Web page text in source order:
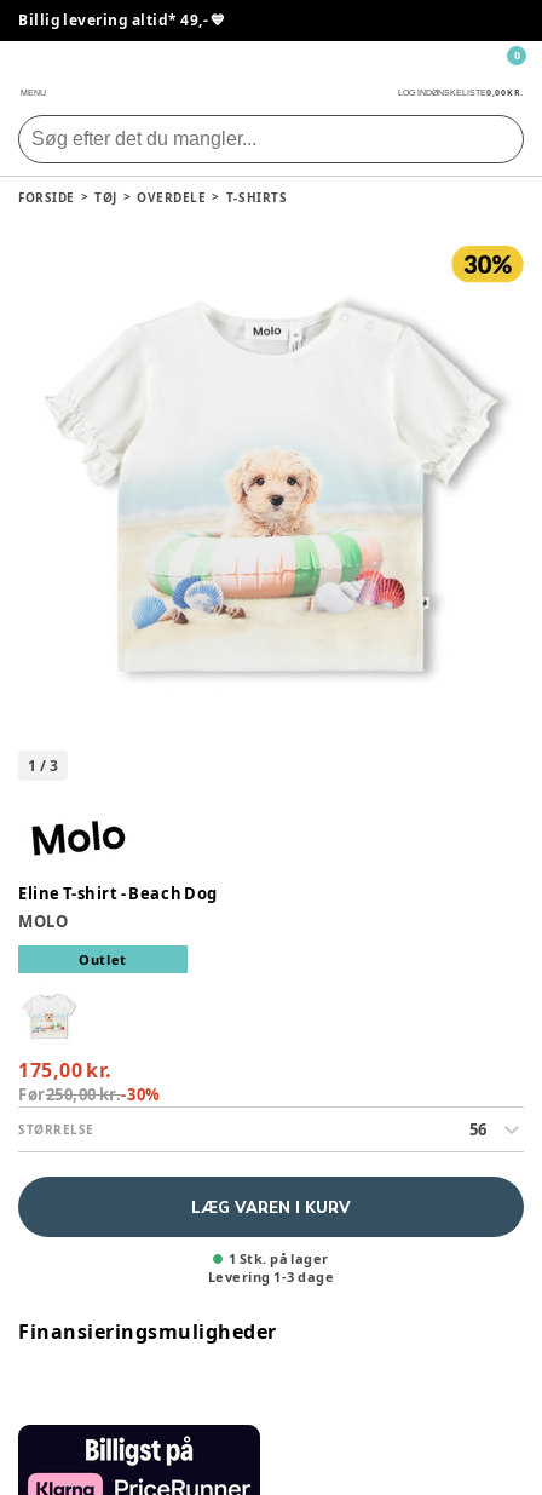
Billig levering altid* 49,- 💙
MENU LOG INDØNSKELISTE0,00 KR.
0
FORSIDE TØJ OVERDELE T-SHIRTS
1 /3
Eline T-shirt - Beach Dog
MOLO
Outlet
175,00 kr.
Før250,00 kr.-30%
STØRRELSE 56
LÆG VAREN I KURV
1 Stk. på lager
Levering 1-3 dage
Finansieringsmuligheder